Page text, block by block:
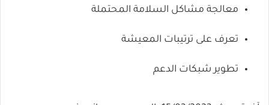
معالجة مشاكل السلامة المحتملة
تعرف على ترتيبات المعيشة
تطوير شبكات الدعم